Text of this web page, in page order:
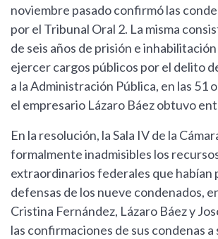
noviembre pasado confirmó las
por el Tribunal Oral 2. La misma
de seis años de prisión e
ejercer cargos públicos por el delito
a la Administración Pública, en las 51
el empresario Lázaro Báez obtuvo
En la resolución, la Sala IV de la
formalmente inadmisibles los
extraordinarios federales que habían
defensas de los nueve condenados,
Cristina Fernández, Lázaro Báez y
las confirmaciones de sus condenas a